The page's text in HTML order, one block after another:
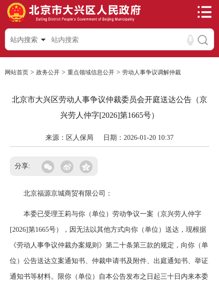
站内搜索
网站首页 > 政务公开 > 重点领域信息公开 > 劳动人事争议调解仲裁
北京市大兴区劳动人事争议仲裁委员会开庭送达公告（京
兴劳人仲字[2026]第1665号）
来源：区人保局 日期：2026-01-20 10:37
分享:
北京福源京城商贸有限公司：
本委已受理王莉与你（单位）劳动争议一案（京兴劳人仲字
[2026]第1665号），因无法以其他方式向你（单位）送达，现根据
《劳动人事争议仲裁办案规则》第二十条第三款的规定，向你（单
位）公告送达立案通知书、仲裁申请书及附件、出庭通知书、举证
通知书等材料。限你（单位）自本公告发布之日起三十日内来本委